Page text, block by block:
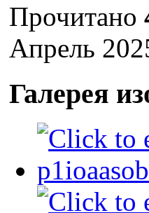
Прочитано
Апрель
Галерея